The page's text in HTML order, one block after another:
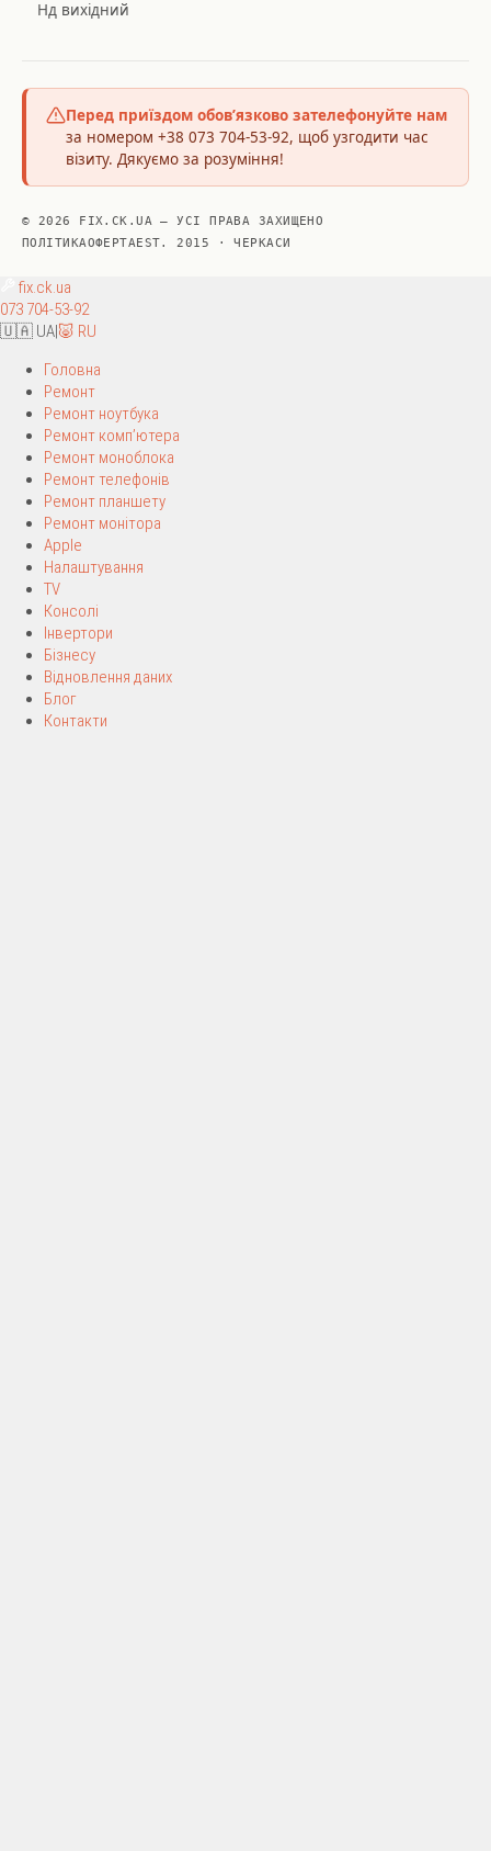
Нд вихідний
Перед приїздом обов’язково зателефонуйте нам
за номером +38 073 704-53-92, щоб узгодити час
візиту. Дякуємо за розуміння!
© 2026 FIX.CK.UA — УСІ ПРАВА ЗАХИЩЕНО
ПОЛІТИКАОФЕРТАEST. 2015 · ЧЕРКАСИ
fix.ck.ua
073 704-53-92
🇺🇦 UA|🐷 RU
Головна
Ремонт
Ремонт ноутбука
Ремонт комп’ютера
Ремонт моноблока
Ремонт телефонів
Ремонт планшету
Ремонт монітора
Apple
Налаштування
TV
Консолі
Інвертори
Бізнесу
Відновлення даних
Блог
Контакти